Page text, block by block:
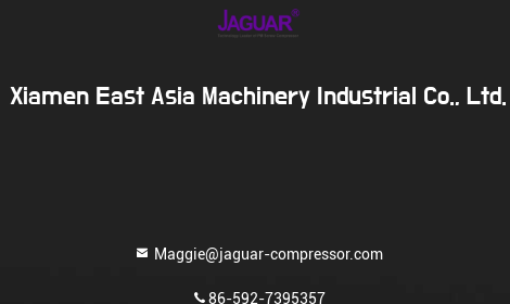
Xiamen East Asia Machinery Industrial Co., Ltd.
Maggie@jaguar-compressor.com
86-592-7395357